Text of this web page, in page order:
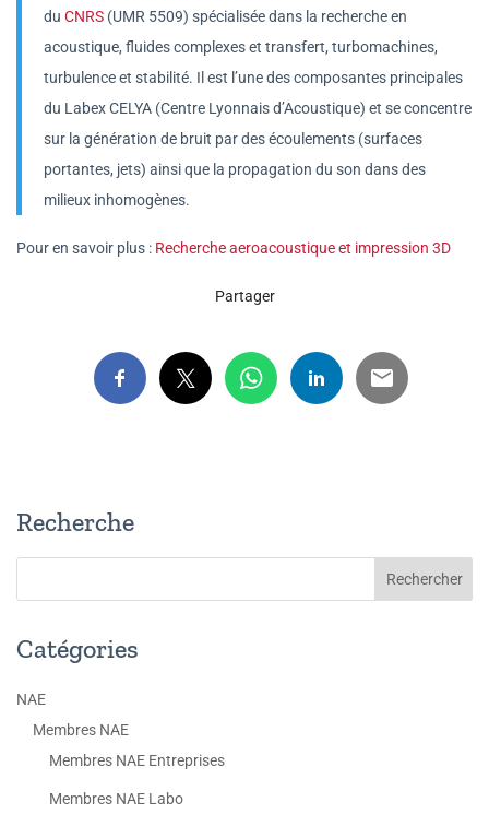
du CNRS (UMR 5509) spécialisée dans la recherche en
acoustique, fluides complexes et transfert, turbomachines,
turbulence et stabilité. Il est l’une des composantes principales
du Labex CELYA (Centre Lyonnais d’Acoustique) et se concentre
sur la génération de bruit par des écoulements (surfaces
portantes, jets) ainsi que la propagation du son dans des
milieux inhomogènes.
Pour en savoir plus : Recherche aeroacoustique et impression 3D
Partager
Recherche
Catégories
NAE
Membres NAE
Membres NAE Entreprises
Membres NAE Labo